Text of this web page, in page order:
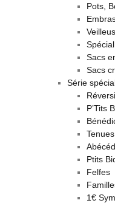
Pots,
Sacs
Sacs
Série
P’Tits
Ptits
Felfes
1€